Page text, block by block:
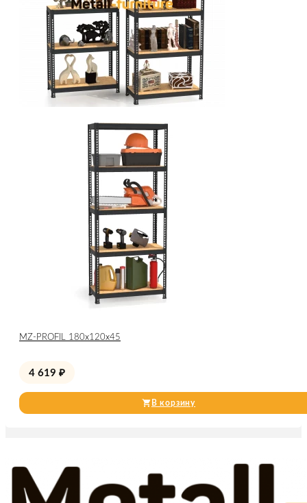
МZ-PROFIL 180х120х45
4 619 ₽
В корзину